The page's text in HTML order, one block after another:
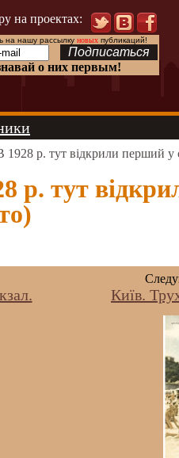
на проектах:
на нашу рассылку новыхпубликаций!
о них первым!
р. тут відкрили перший у
р. тут
Київ.